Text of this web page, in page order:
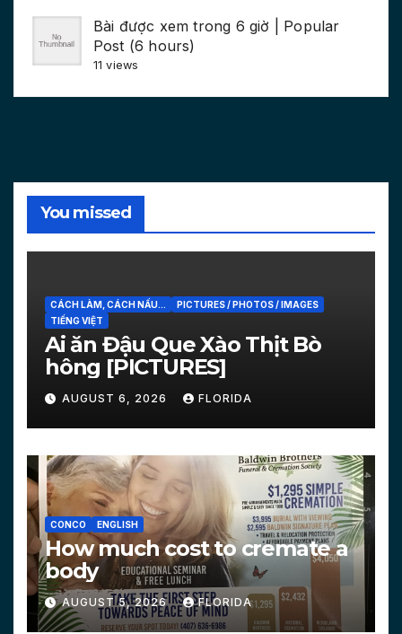
Bài được xem trong 6 giờ | Popular
Post (6 hours)
11 views
You missed
CÁCH LÀM, CÁCH NẤU...
PICTURES / PHOTOS / IMAGES
TIẾNG VIỆT
Ai ăn Đậu Que Xào Thịt Bò
hông [PICTURES]
AUGUST 6, 2026 FLORIDA
CONCO ENGLISH
How much cost to cremate a
body
AUGUST 5, 2026 FLORIDA